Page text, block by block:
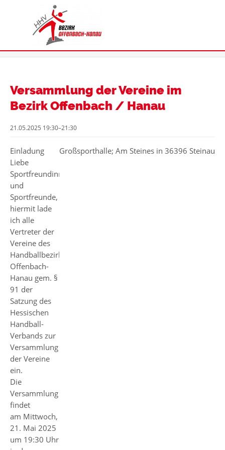
Versammlung der Vereine im
Bezirk Offenbach / Hanau
21.05.2025 19:30–21:30
Großsporthalle; Am Steines in 36396 Steinau
Einladung
Liebe
Sportfreundinnen
und
Sportfreunde,
hiermit lade
ich alle
Vertreter der
Vereine des
Handballbezirks
Offenbach-
Hanau gem. §
91 der
Satzung des
Hessischen
Handball-
Verbands zur
Versammlung
der Vereine
ein.
Die
Versammlung
findet
am Mittwoch,
21. Mai 2025
um 19:30 Uhr